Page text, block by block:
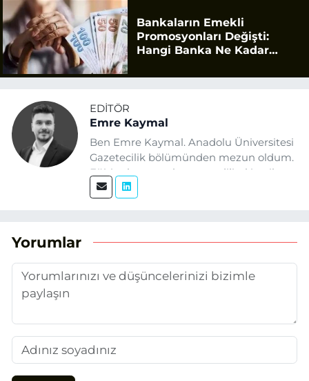
Bankaların Emekli
Promosyonları Değişti:
Hangi Banka Ne Kadar
EDITÖR
Emre Kaymal
Ben Emre Kaymal. Anadolu Üniversitesi
Gazetecilik bölümünden mezun oldum.
Eğitim hayatım boyunca dijital içerik
üretimi ve arama motoru
temel alıyorum.
Yorumlar